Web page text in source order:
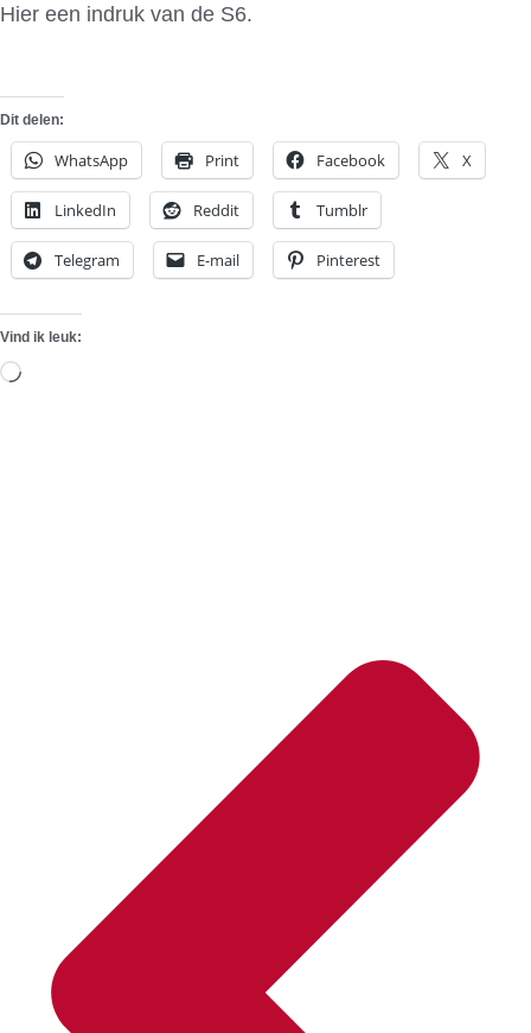
Hier een indruk van de S6.
Dit delen:
WhatsApp Print Facebook X
LinkedIn Reddit Tumblr
Telegram E-mail Pinterest
Vind ik leuk:
Aan